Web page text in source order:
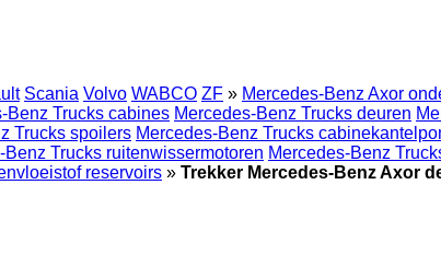
Scania Volvo WABCO ZF » Mercedes-Benz Axor
Benz Trucks cabines Mercedes-Benz Trucks deuren
Trucks spoilers Mercedes-Benz Trucks
Benz Trucks ruitenwissermotoren Mercedes-Benz
reservoirs » Trekker Mercedes-Benz Axor